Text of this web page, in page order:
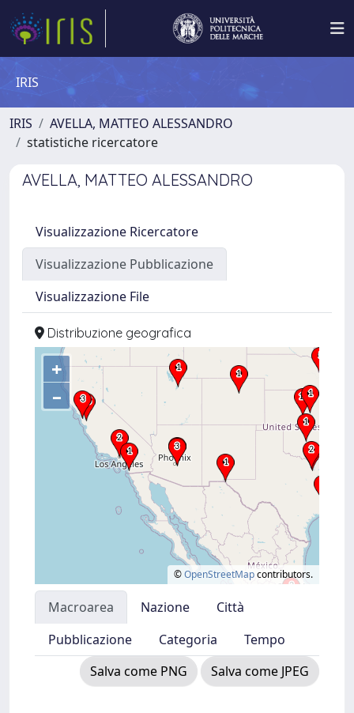
IRIS
IRIS
AVELLA, MATTEO ALESSANDRO
statistiche ricercatore
AVELLA, MATTEO ALESSANDRO
Visualizzazione Ricercatore
Visualizzazione Pubblicazione
Visualizzazione File
Distribuzione geografica
+
–
©OpenStreetMapcontributors.
Macroarea Nazione
Città
Pubblicazione
Categoria
Tempo
Salva come PNG
Salva come JPEG